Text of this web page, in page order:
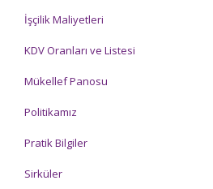
İşçilik Maliyetleri
KDV Oranları ve Listesi
Mükellef Panosu
Politikamız
Pratik Bilgiler
Sirküler